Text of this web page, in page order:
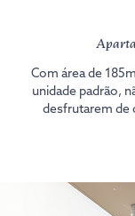
Com área de
unidade padrão,
desfrutarem de